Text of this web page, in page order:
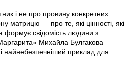
і не про провину конкретних
матрицю — про те, які цінності, які
формує свідомість людини з
Михайла Булгакова —
найнебезпечніший приклад для